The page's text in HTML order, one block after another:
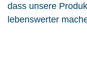
dass unsere
lebenswerter